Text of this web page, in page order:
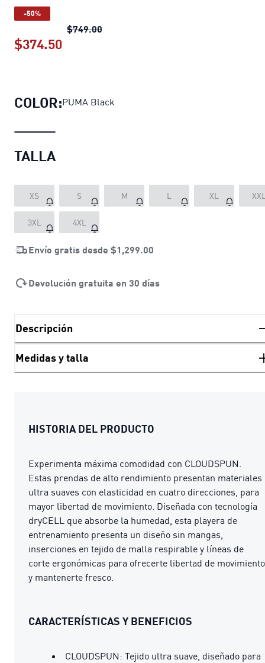
-50%
$749.00Playera CLOUDSPUN para hombre
$374.50
COLOR:PUMA Black
TALLA
XS S M L XL
3XL 4XL
Envío gratis desde $1,299.00
Devolución gratuita en 30 días
Descripción
Medidas y talla
HISTORIA DEL PRODUCTO
Experimenta máxima comodidad con CLOUDSPUN.
Estas prendas de alto rendimiento presentan materiales
ultra suaves con elasticidad en cuatro direcciones, para
mayor libertad de movimiento. Diseñada con tecnología
dryCELL que absorbe la humedad, esta playera de
entrenamiento presenta un diseño sin mangas,
inserciones en tejido de malla respirable y líneas de
corte ergonómicas para ofrecerte libertad de movimiento
y mantenerte fresco.
CARACTERÍSTICAS Y BENEFICIOS
CLOUDSPUN: Tejido ultra suave, diseñado para